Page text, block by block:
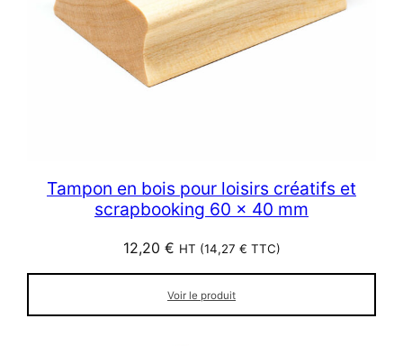
Tampon en bois pour loisirs créatifs et
scrapbooking 60 x 40 mm
12,20 € HT (14,27 € TTC)
Voir le produit